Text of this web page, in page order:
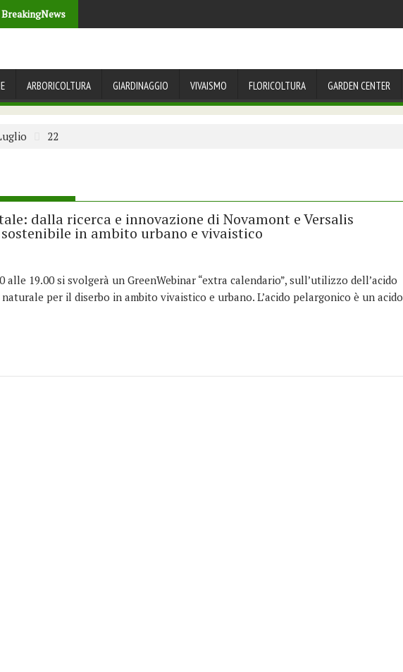
BreakingNews
ARBORICOLTURA GIARDINAGGIO VIVAISMO FLORICOLTURA GARDEN CENTER
22
dalla ricerca e innovazione di Novamont e Versalis
in ambito urbano e vivaistico
alle 19.00 si svolgerà un GreenWebinar “extra calendario”, sull’utilizzo dell’acido
per il diserbo in ambito vivaistico e urbano. L’acido pelargonico è un acido